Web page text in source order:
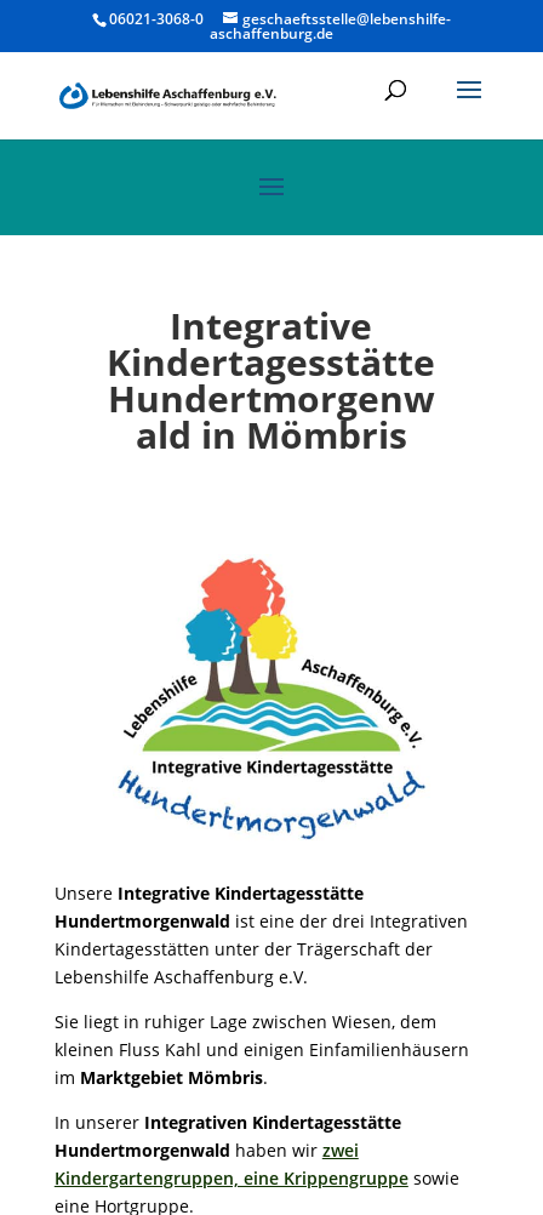
06021-3068-0 geschaeftsstelle@lebenshilfe-
aschaffenburg.de
Integrative
Kindertagesstätte
Hundertmorgenw
ald in Mömbris
Unsere Integrative Kindertagesstätte
Hundertmorgenwald ist eine der drei Integrativen
Kindertagesstätten unter der Trägerschaft der
Lebenshilfe Aschaffenburg e.V.
Sie liegt in ruhiger Lage zwischen Wiesen, dem
kleinen Fluss Kahl und einigen Einfamilienhäusern
im Marktgebiet Mömbris.
In unserer Integrativen Kindertagesstätte
Hundertmorgenwald haben wir zwei
Kindergartengruppen, eine Krippengruppesowie
eine Hortgruppe.